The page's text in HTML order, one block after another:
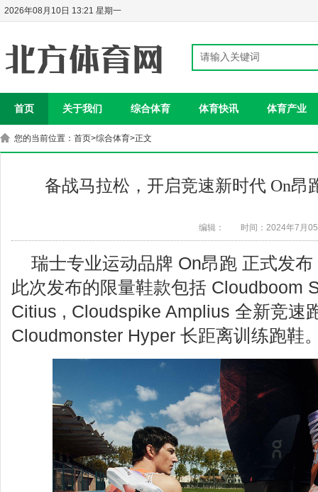
2026年08月10日 13:21 星期一
首页 关于我们 综合体育 体育快讯 体育产业
您的当前位置： 首页>综合体育>正文
备战马拉松，开启竞速新时代 On昂
编辑： 时间：2024年7月
瑞士专业运动品牌 On昂跑 正式发
此次发布的限量鞋款包括 Cloudboom
Citius , Cloudspike Amplius 全新竞速
Cloudmonster Hyper 长距离训练跑鞋